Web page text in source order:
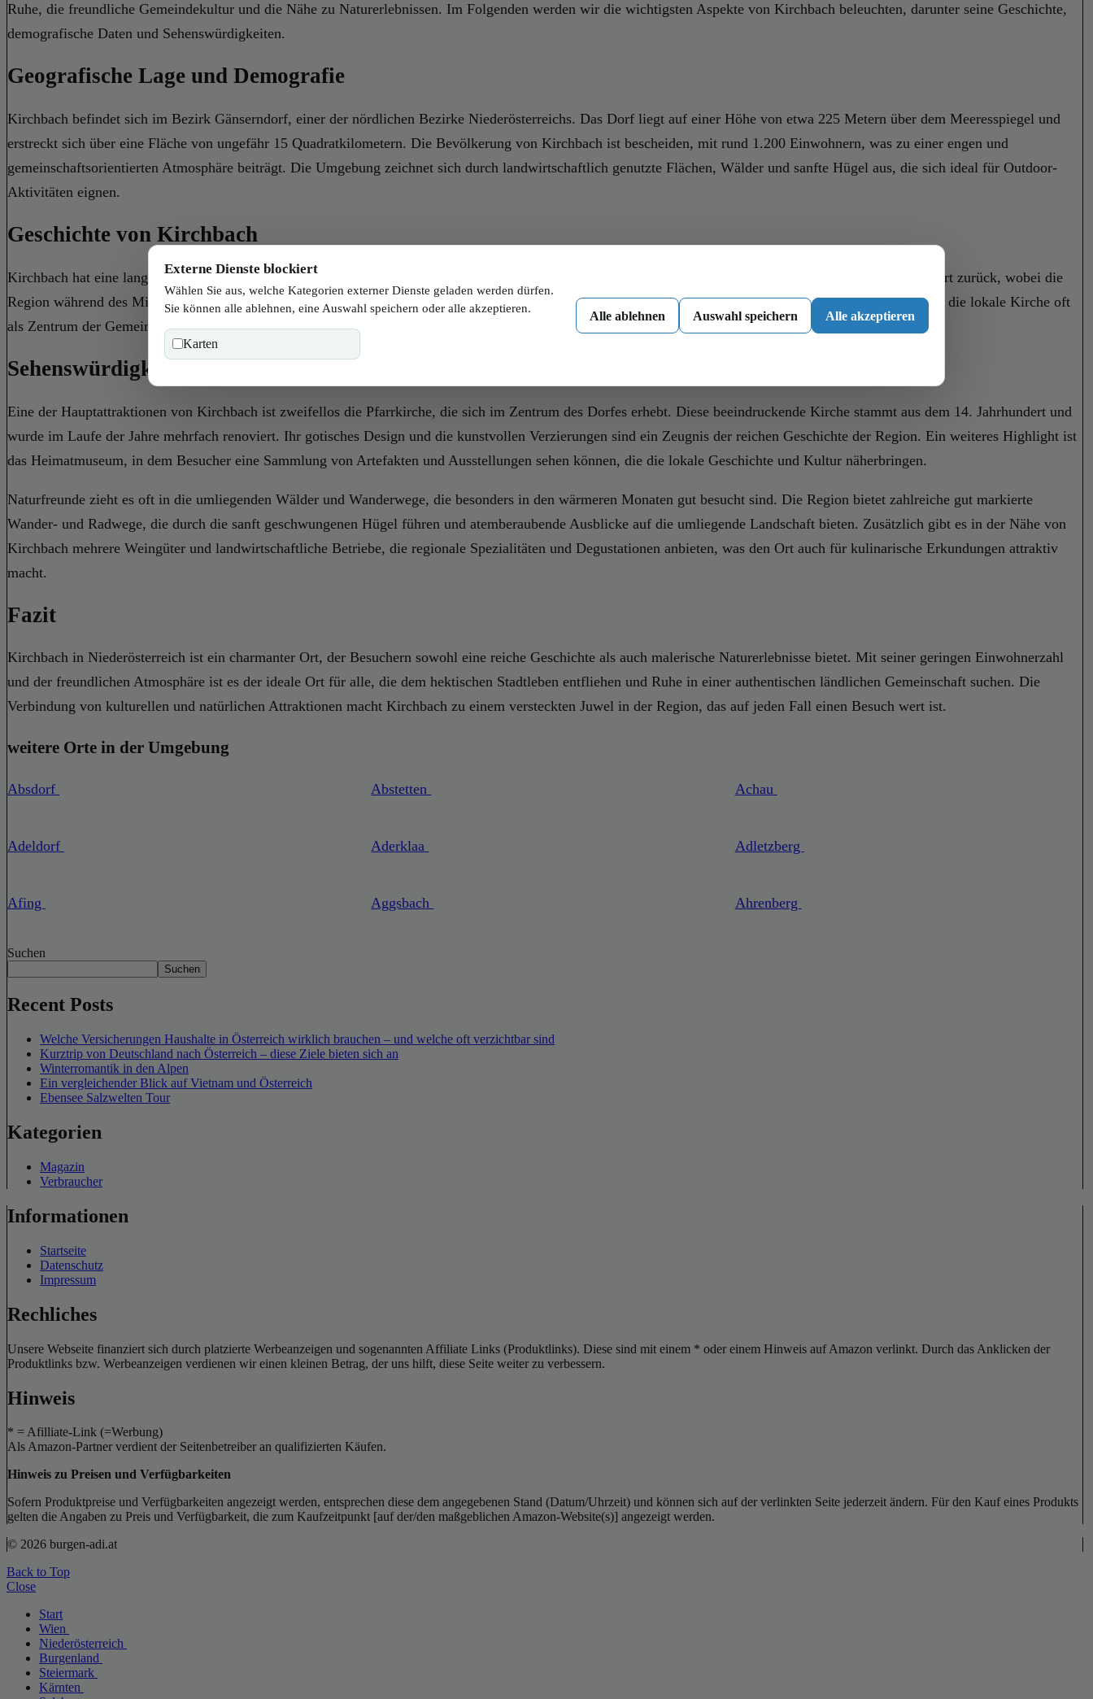
Ruhe, die freundliche Gemeindekultur und die Nähe zu Naturerlebnissen. Im Folgenden werden wir die wichtigsten Aspekte von Kirchbach beleuchten, darunter seine Geschichte,
demografische Daten und Sehenswürdigkeiten.
Geografische Lage und Demografie
Kirchbach befindet sich im Bezirk Gänserndorf, einer der nördlichen Bezirke Niederösterreichs. Das Dorf liegt auf einer Höhe von etwa 225 Metern über dem Meeresspiegel und
erstreckt sich über eine Fläche von ungefähr 15 Quadratkilometern. Die Bevölkerung von Kirchbach ist bescheiden, mit rund 1.200 Einwohnern, was zu einer engen und
gemeinschaftsorientierten Atmosphäre beiträgt. Die Umgebung zeichnet sich durch landwirtschaftlich genutzte Flächen, Wälder und sanfte Hügel aus, die sich ideal für Outdoor-
Aktivitäten eignen.
Geschichte von Kirchbach
Kirchbach hat eine lange und interessante Geschichte, die sich über mehrere Jahrhunderte erstreckt. Erste Erwähnungen des Ortes gehen bis ins 12. Jahrhundert zurück, wobei die
Region während des Mittelalters stark von landwirtschaftlicher Tätigkeit geprägt war. Über die Jahrhunderte hat sich Kirchbach stetig weiterentwickelt, wobei die lokale Kirche oft
als Zentrum der Gemeinde diente. Bis heute spielt der Schutz und die Bewahrung des kulturellen Erbes eine bedeutende Rolle in dem Dorf.
Sehenswürdigkeiten in Kirchbach
Eine der Hauptattraktionen von Kirchbach ist zweifellos die Pfarrkirche, die sich im Zentrum des Dorfes erhebt. Diese beeindruckende Kirche stammt aus dem 14. Jahrhundert und
wurde im Laufe der Jahre mehrfach renoviert. Ihr gotisches Design und die kunstvollen Verzierungen sind ein Zeugnis der reichen Geschichte der Region. Ein weiteres Highlight ist
das Heimatmuseum, in dem Besucher eine Sammlung von Artefakten und Ausstellungen sehen können, die die lokale Geschichte und Kultur näherbringen.
Naturfreunde zieht es oft in die umliegenden Wälder und Wanderwege, die besonders in den wärmeren Monaten gut besucht sind. Die Region bietet zahlreiche gut markierte
Wander- und Radwege, die durch die sanft geschwungenen Hügel führen und atemberaubende Ausblicke auf die umliegende Landschaft bieten. Zusätzlich gibt es in der Nähe von
Kirchbach mehrere Weingüter und landwirtschaftliche Betriebe, die regionale Spezialitäten und Degustationen anbieten, was den Ort auch für kulinarische Erkundungen attraktiv
macht.
Fazit
Kirchbach in Niederösterreich ist ein charmanter Ort, der Besuchern sowohl eine reiche Geschichte als auch malerische Naturerlebnisse bietet. Mit seiner geringen Einwohnerzahl
und der freundlichen Atmosphäre ist es der ideale Ort für alle, die dem hektischen Stadtleben entfliehen und Ruhe in einer authentischen ländlichen Gemeinschaft suchen. Die
Verbindung von kulturellen und natürlichen Attraktionen macht Kirchbach zu einem versteckten Juwel in der Region, das auf jeden Fall einen Besuch wert ist.
weitere Orte in der Umgebung
Absdorf Abstetten Achau
Adeldorf Aderklaa Adletzberg
Afing Aggsbach Ahrenberg
Suchen
Suchen
Recent Posts
Welche Versicherungen Haushalte in Österreich wirklich brauchen – und welche oft verzichtbar sind
Kurztrip von Deutschland nach Österreich – diese Ziele bieten sich an
Winterromantik in den Alpen
Ein vergleichender Blick auf Vietnam und Österreich
Ebensee Salzwelten Tour
Kategorien
Magazin
Verbraucher
Informationen
Startseite
Datenschutz
Impressum
Rechliches
Unsere Webseite finanziert sich durch platzierte Werbeanzeigen und sogenannten Affiliate Links (Produktlinks). Diese sind mit einem * oder einem Hinweis auf Amazon verlinkt. Durch das Anklicken der
Produktlinks bzw. Werbeanzeigen verdienen wir einen kleinen Betrag, der uns hilft, diese Seite weiter zu verbessern.
Hinweis
* = Afilliate-Link (=Werbung)
Als Amazon-Partner verdient der Seitenbetreiber an qualifizierten Käufen.
Hinweis zu Preisen und Verfügbarkeiten
Sofern Produktpreise und Verfügbarkeiten angezeigt werden, entsprechen diese dem angegebenen Stand (Datum/Uhrzeit) und können sich auf der verlinkten Seite jederzeit ändern. Für den Kauf eines Produkts
gelten die Angaben zu Preis und Verfügbarkeit, die zum Kaufzeitpunkt [auf der/den maßgeblichen Amazon-Website(s)] angezeigt werden.
© 2026 burgen-adi.at
Back to Top
Close
Start
Wien
Niederösterreich
Burgenland
Steiermark
Kärnten
Externe Dienste blockiert
Wählen Sie aus, welche Kategorien externer Dienste geladen werden dürfen.
Sie können alle ablehnen, eine Auswahl speichern oder alle akzeptieren.
Karten
Alle ablehnen Auswahl speichern Alle akzeptieren